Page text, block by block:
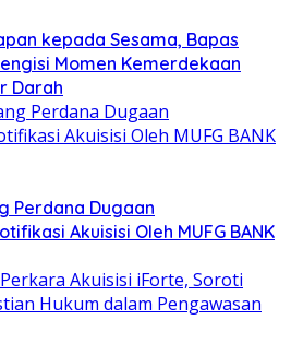
kepada Sesama, Bapas
Momen Kemerdekaan
Darah
Perdana Dugaan
Akuisisi Oleh MUFG BANK